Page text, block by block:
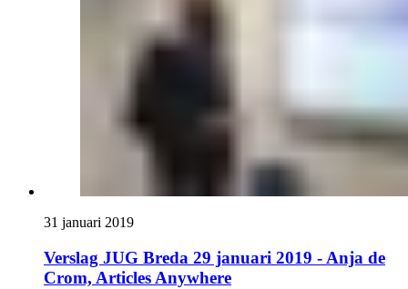
31 januari 2019
Verslag JUG Breda 29 januari 2019 - Anja de
Crom, Articles Anywhere